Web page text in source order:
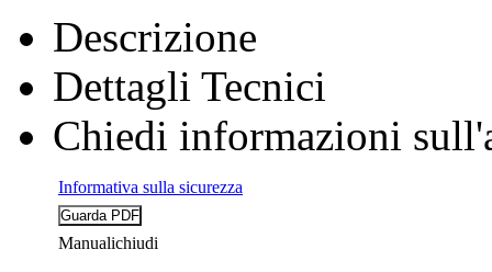
Descrizione
Dettagli Tecnici
Chiedi informazioni
Informativa sulla sicurezza
Manualichiudi